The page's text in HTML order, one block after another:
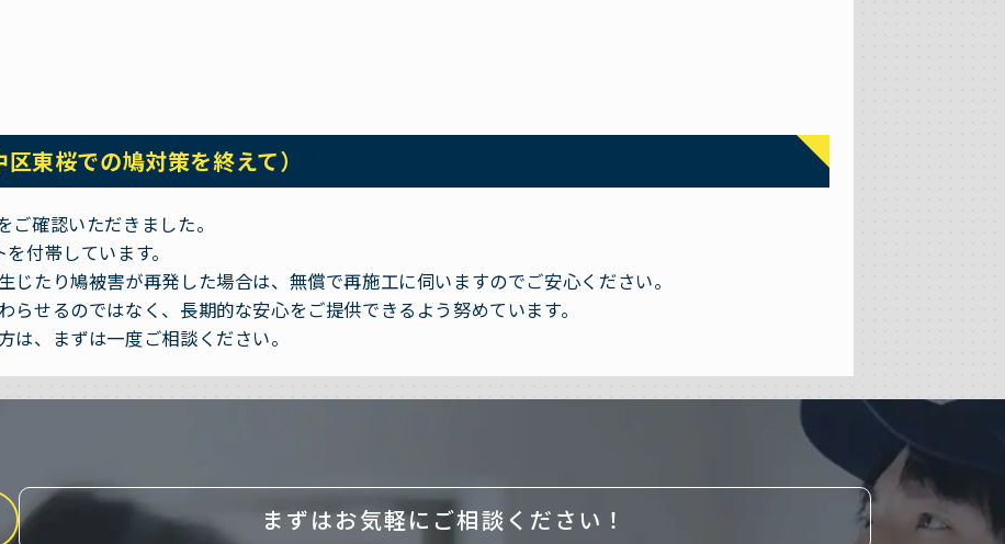
東桜での鳩対策を終えて）
確認いただきました。
付帯しています。
じたり鳩被害が再発した場合は、無償で再施工に伺いますのでご安心ください。
せるのではなく、長期的な安心をご提供できるよう努めています。
、まずは一度ご相談ください。
まずはお気軽にご相談ください！